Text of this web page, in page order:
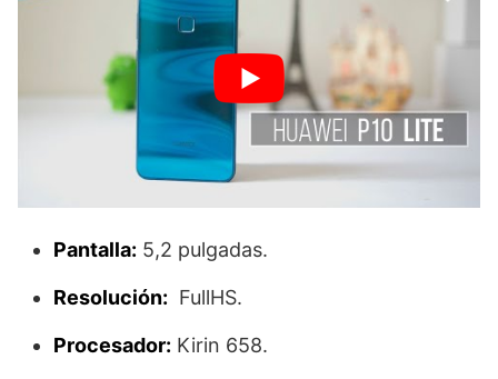
Pantalla: 5,2 pulgadas.
Resolución: FullHS.
Procesador: Kirin 658.